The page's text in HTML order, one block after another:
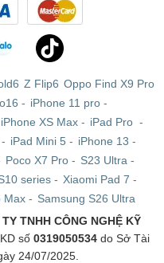
Z Flip6 Oppo Find X9 Pro
- iPhone 11 pro-
iPhone XS Max- iPad Pro -
- iPad Mini 5 - iPhone 13 -
Poco X7 Pro - S23 Ultra -
series - Xiaomi Pad 7 -
Max- Samsung S26 Ultra
TNHH CÔNG NGHỆ KỸ
số 0319050534 do Sở Tài
24/07/2025.